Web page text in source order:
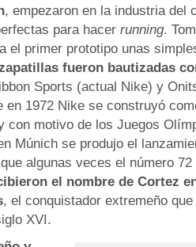
, empezaron en la industria del
para hacer running.
el primer prototipo unas
fueron bautizadas
Sports (actual Nike) y
en 1972 Nike se construyó
con motivo de los Juegos
Múnich se produjo el
algunas veces el número
el nombre de Cortez
, el conquistador extremeño
XVI.